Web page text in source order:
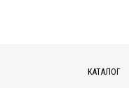
КАТАЛОГ